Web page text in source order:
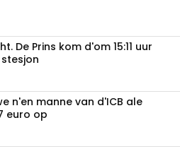
De Prins kom d'om 15:11 uur
n'en manne van d'ICB ale
euro op